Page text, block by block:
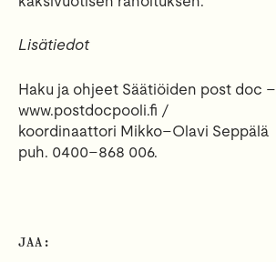
Lisätiedot
Haku ja ohjeet Säätiöiden post doc –
www.postdocpooli.fi /
koordinaattori Mikko–Olavi Seppälä
puh. 0400–868 006.
JAA: